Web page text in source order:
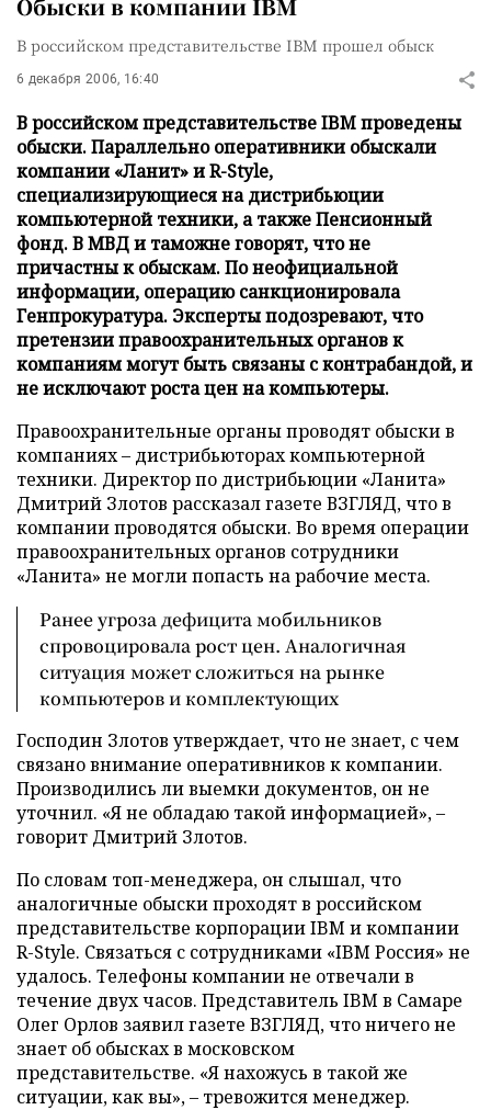
Обыски в компании IBM
В российском представительстве IBM прошел обыск
6 декабря 2006, 16:40
В российском представительстве IBM проведены
обыски. Параллельно оперативники обыскали
компании «Ланит» и R-Style,
специализирующиеся на дистрибьюции
компьютерной техники, а также Пенсионный
фонд. В МВД и таможне говорят, что не
причастны к обыскам. По неофициальной
информации, операцию санкционировала
Генпрокуратура. Эксперты подозревают, что
претензии правоохранительных органов к
компаниям могут быть связаны с контрабандой, и
не исключают роста цен на компьютеры.
Правоохранительные органы проводят обыски в
компаниях – дистрибьюторах компьютерной
техники. Директор по дистрибьюции «Ланита»
Дмитрий Злотов рассказал газете ВЗГЛЯД, что в
компании проводятся обыски. Во время операции
правоохранительных органов сотрудники
«Ланита» не могли попасть на рабочие места.
Ранее угроза дефицита мобильников
спровоцировала рост цен. Аналогичная
ситуация может сложиться на рынке
компьютеров и комплектующих
Господин Злотов утверждает, что не знает, с чем
связано внимание оперативников к компании.
Производились ли выемки документов, он не
уточнил. «Я не обладаю такой информацией», –
говорит Дмитрий Злотов.
По словам топ-менеджера, он слышал, что
аналогичные обыски проходят в российском
представительстве корпорации IBM и компании
R-Style. Связаться с сотрудниками «IBM Россия» не
удалось. Телефоны компании не отвечали в
течение двух часов. Представитель IBM в Самаре
Олег Орлов заявил газете ВЗГЛЯД, что ничего не
знает об обысках в московском
представительстве. «Я нахожусь в такой же
ситуации, как вы», – тревожится менеджер.